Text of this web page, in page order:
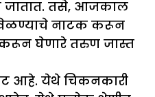
जातात. तसे, आजकाल
नाटक करून
घेणारे तरुण जास्त
आहे. येथे चिकनकारी